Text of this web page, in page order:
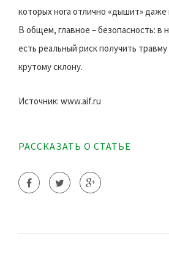
которых нога отлично «дышит»
В общем, главное – безопасность: в
есть реальный риск получить
крутому склону.
Источник: www.aif.ru
РАССКАЗАТЬ О СТАТЬЕ